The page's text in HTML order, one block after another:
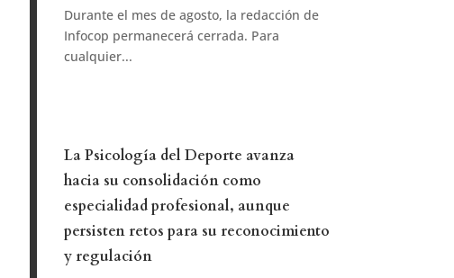
Durante el mes de agosto, la redacción de
Infocop permanecerá cerrada. Para
cualquier...
La Psicología del Deporte avanza
hacia su consolidación como
especialidad profesional, aunque
persisten retos para su reconocimiento
y regulación